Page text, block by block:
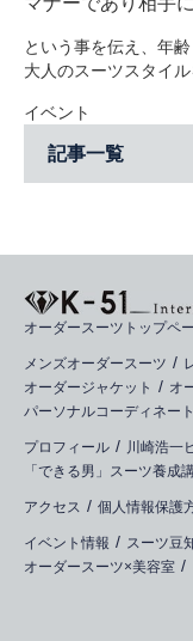
という事を伝え、年
大人のスーツスタイル
イベント
記事一覧
オーダースーツトップペ
メンズオーダースーツ
オーダージャケット
オ
パーソナルコーディネー
プロフィール 川崎浩一
「できる男」スーツ養成
アクセス 個人情報保護
イベント情報 スーツ豆
オーダースーツ×美容室